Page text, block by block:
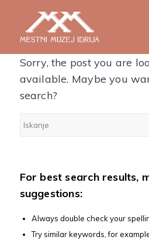
Nothing Found
Sorry, the post you are
available. Maybe you
search?
For best search results,
suggestions:
Always double check your
Try similar keywords, for